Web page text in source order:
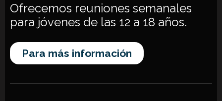
Ofrecemos reuniones semanales
para jóvenes de las 12 a 18 años.
Para más información